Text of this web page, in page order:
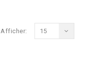
Afficher: 15